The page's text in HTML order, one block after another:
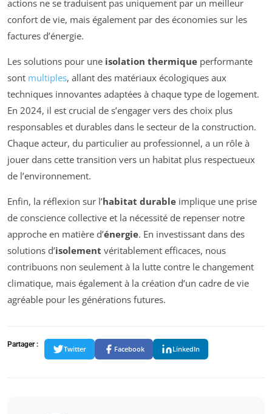
actions ne se traduisent pas uniquement par un meilleur
confort de vie, mais également par des économies sur les
factures d’énergie.
Les solutions pour une isolation thermique performante
sont multiples, allant des matériaux écologiques aux
techniques innovantes adaptées à chaque type de logement.
En 2024, il est crucial de s’engager vers des choix plus
responsables et durables dans le secteur de la construction.
Chaque acteur, du particulier au professionnel, a un rôle à
jouer dans cette transition vers un habitat plus respectueux
de l’environnement.
Enfin, la réflexion sur l’habitat durable implique une prise
de conscience collective et la nécessité de repenser notre
approche en matière d’énergie. En investissant dans des
solutions d’isolement véritablement efficaces, nous
contribuons non seulement à la lutte contre le changement
climatique, mais également à la création d’un cadre de vie
agréable pour les générations futures.
Partager :
Twitter Facebook LinkedIn